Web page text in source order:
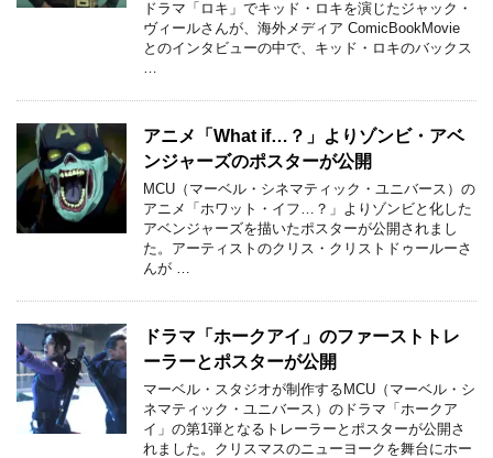
ドラマ「ロキ」でキッド・ロキを演じたジャック・
ヴィールさんが、海外メディア ComicBookMovie
とのインタビューの中で、キッド・ロキのバックス
アニメ「What if…？」よりゾンビ・アベ
ンジャーズのポスターが公開
MCU（マーベル・シネマティック・ユニバース）の
アニメ「ホワット・イフ…？」よりゾンビと化した
アベンジャーズを描いたポスターが公開されまし
た。アーティストのクリス・クリストドゥールーさ
んが …
ドラマ「ホークアイ」のファーストトレ
ーラーとポスターが公開
マーベル・スタジオが制作するMCU（マーベル・シ
ネマティック・ユニバース）のドラマ「ホークア
イ」の第1弾となるトレーラーとポスターが公開さ
れました。クリスマスのニューヨークを舞台にホー